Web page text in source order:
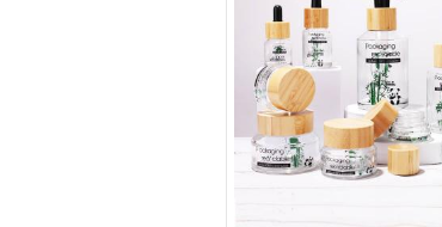
Proporcionar